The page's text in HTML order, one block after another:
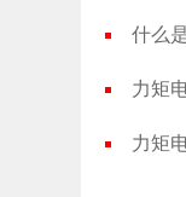
什么
力矩
力矩